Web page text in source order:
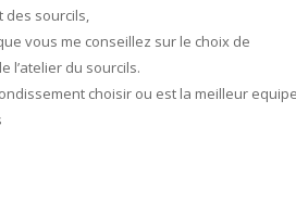
des sourcils,
vous me conseillez sur le choix de
l’atelier du sourcils.
choisir ou est la meilleur